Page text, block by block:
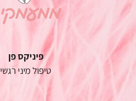
פיניקס פן
טיפול מיני רגשי